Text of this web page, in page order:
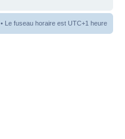
• Le fuseau horaire est UTC+1 heure